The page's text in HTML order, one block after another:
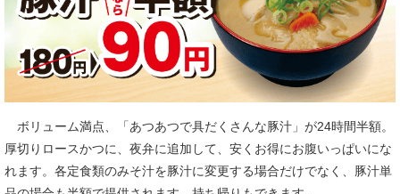
ボリューム満点、「あつあつで具だくさんな豚汁」が24時間半額。
厚切りロースかつに、夜弁に追加して、安くお得にお腹いっぱいにな
れます。各定食類のみそ汁を豚汁に変更する場合だけでなく、豚汁単